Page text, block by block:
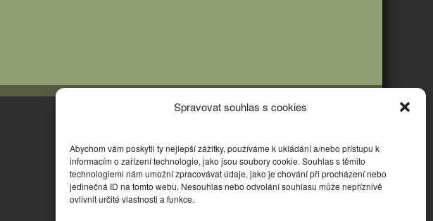
Spravovat souhlas s cookies
Abychom vám poskytli ty nejlepší zážitky, používáme k ukládání a/nebo přístupu k
informacím o zařízení technologie, jako jsou soubory cookie. Souhlas s těmito
technologiemi nám umožní zpracovávat údaje, jako je chování při procházení nebo
jedinečná ID na tomto webu. Nesouhlas nebo odvolání souhlasu může nepříznivě
ovlivnit určité vlastnosti a funkce.